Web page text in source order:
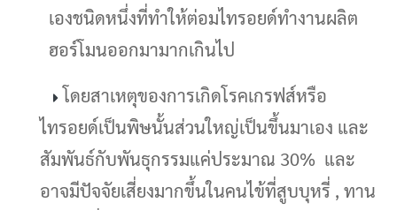
เองชนิดหนึ่งที่ทำให้ต่อมไทรอยด์ทำงานผลิต
ฮอร์โมนออกมามากเกินไป
โดยสาเหตุของการเกิดโรคเกรฟส์หรือ
ไทรอยด์เป็นพิษนั้นส่วนใหญ่เป็นขึ้นมาเอง และ
สัมพันธ์กับพันธุกรรมแค่ประมาณ 30% และ
อาจมีปัจจัยเสี่ยงมากขึ้นในคนไข้ที่สูบบุหรี่ , ทาน